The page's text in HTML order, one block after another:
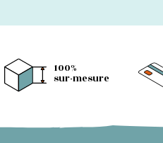
100%
sur-mesure